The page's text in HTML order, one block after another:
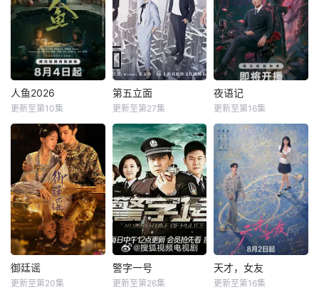
人鱼2026
更新至第10集
第五立面
更新至第27集
夜语记
更新至第16集
御廷谣
更新至第20集
警字一号
更新至第26集
天才，女友
更新至第16集